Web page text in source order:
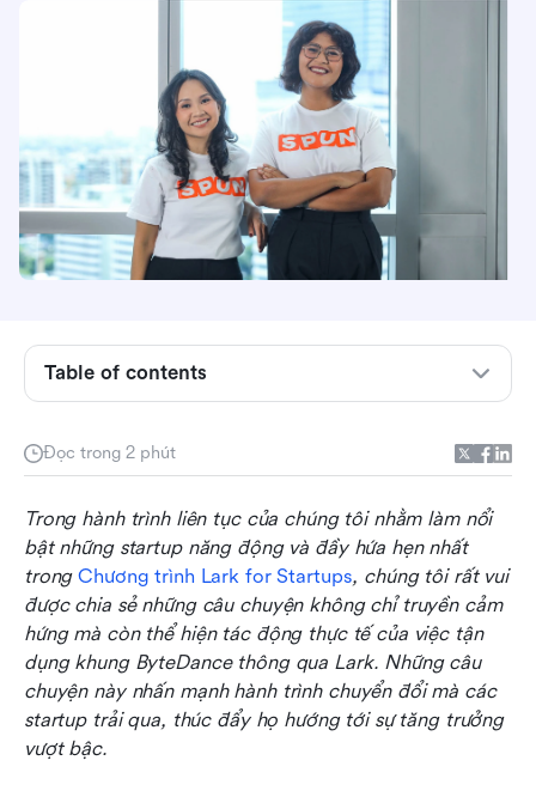
Đọc trong 2 phút
Trong hành trình liên tục của chúng tôi nhằm làm nổi
bật những startup năng động và đầy hứa hẹn nhất
trong Chương trình Lark for Startups, chúng tôi rất vui
được chia sẻ những câu chuyện không chỉ truyền cảm
hứng mà còn thể hiện tác động thực tế của việc tận
dụng khung ByteDance thông qua Lark. Những câu
chuyện này nhấn mạnh hành trình chuyển đổi mà các
startup trải qua, thúc đẩy họ hướng tới sự tăng trưởng
vượt bậc.
Table of contents
Lời chứng thực của người sáng lập
Vươn tới những tầm cao mới
Tăng trưởng kể từ khi tham gia Lark for Startups
SPUN sử dụng Lark như thế nào